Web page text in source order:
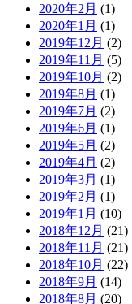
2020年2月 (1)
2020年1月 (1)
2019年12月 (2)
2019年11月 (5)
2019年10月 (2)
2019年8月 (1)
2019年7月 (2)
2019年6月 (1)
2019年5月 (2)
2019年4月 (2)
2019年3月 (1)
2019年2月 (1)
2019年1月 (10)
2018年12月 (21)
2018年11月 (21)
2018年10月 (22)
2018年9月 (14)
2018年8月 (20)